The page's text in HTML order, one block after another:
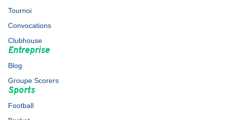
Tournoi
Convocations
Clubhouse
Entreprise
Blog
Groupe Scorers
Sports
Football